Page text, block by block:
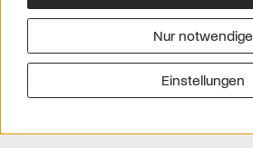
Über uns
Downloads
Werben
Nur notwendige
Einstellungen